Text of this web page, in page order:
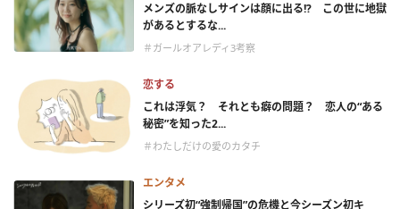
メンズの脈なしサインは顔に出る!? この世に地獄
があるとするな...
＃ガールオアレディ3考察
恋する
これは浮気？ それとも癖の問題？ 恋人の“ある
秘密”を知った2...
＃わたしだけの愛のカタチ
エンタメ
シリーズ初“強制帰国”の危機と今シーズン初キ